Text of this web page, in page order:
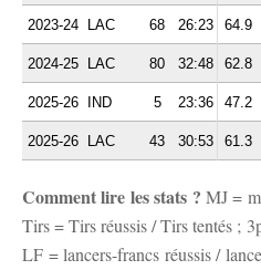
2023-24 LAC 68 26:23 64.9
2024-25 LAC 80 32:48 62.8
2025-26 IND 5 23:36 47.2
2025-26 LAC 43 30:53 61.3
Comment lire les stats ? MJ =
Tirs = Tirs réussis / Tirs tentés ;
LF = lancers-francs réussis /